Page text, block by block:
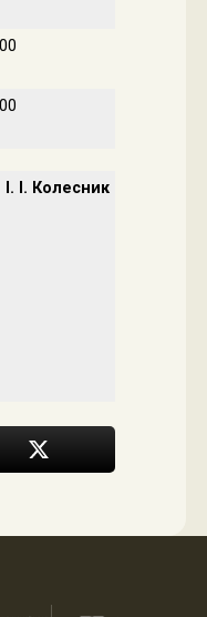
І. І. Колесник